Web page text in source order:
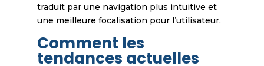
traduit par une navigation plus intuitive et
une meilleure focalisation pour l’utilisateur.
Comment les
tendances actuelles